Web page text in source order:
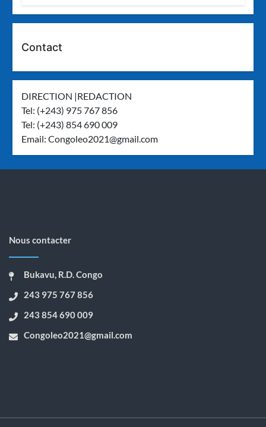
Contact
DIRECTION |REDACTION
Tel: (+243) 975 767 856
Tel: (+243) 854 690 009
Email:Congoleo2021@gmail.com
Nous contacter
Bukavu, R.D. Congo
243 975 767 856
243 854 690 009
Congoleo2021@gmail.com